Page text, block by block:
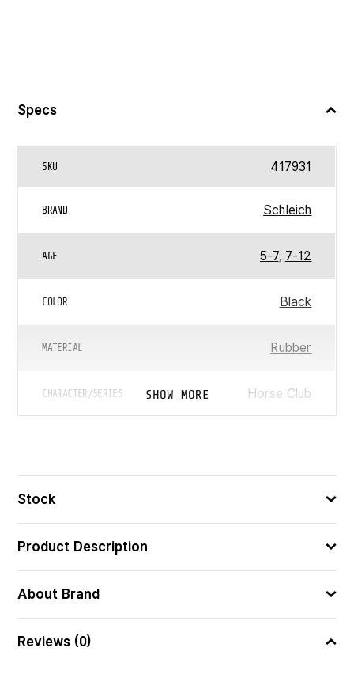
Specs
SKU 417931
BRAND Schleich
AGE 5-7, 7-12
COLOR Black
MATERIAL Rubber
CHARACTER/SERIES Horse Club
SHOW MORE
Stock
Product Description
About Brand
Reviews (0)